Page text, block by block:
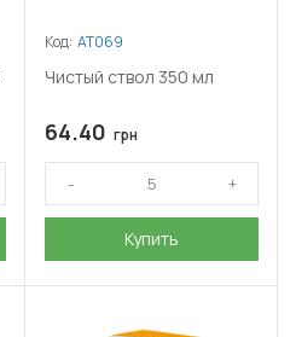
Код: АТ069
Чистый ствол 350 мл
64.40 грн
Купить